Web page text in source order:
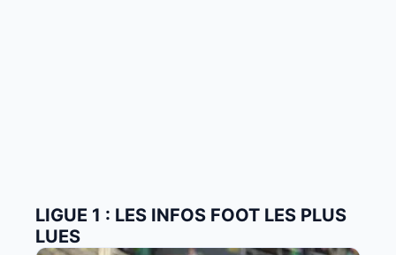
LIGUE 1 : LES INFOS FOOT LES PLUS
LUES